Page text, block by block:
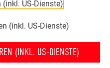
US-Dienste)
(inkl. US-Dienste)
(INKL. US-DIENSTE)